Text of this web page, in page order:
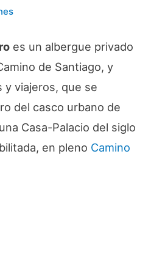
es un albergue privado
de Santiago, y
y viajeros, que se
del casco urbano de
Casa-Palacio del siglo
en pleno Camino